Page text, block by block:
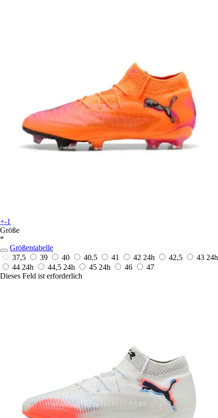
+-1
Größe
*
Größentabelle
37,5
39 40 40,5 41 42 24h 42,5 43 24h
44 24h 44,5 24h 45 24h 46
47
Dieses Feld ist erforderlich